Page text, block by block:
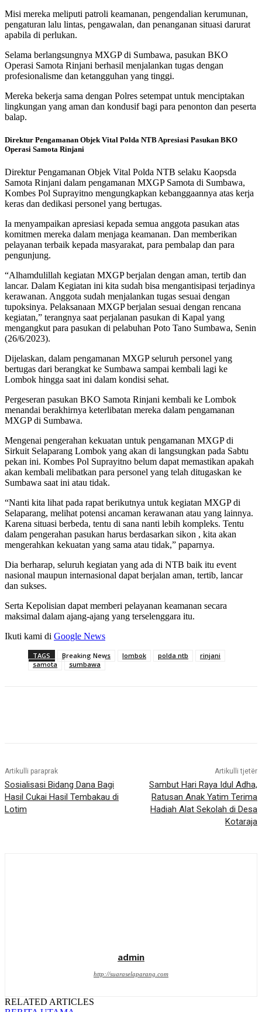
Misi mereka meliputi patroli keamanan, pengendalian kerumunan,
pengaturan lalu lintas, pengawalan, dan penanganan situasi darurat
apabila di perlukan.
Selama berlangsungnya MXGP di Sumbawa, pasukan BKO
Operasi Samota Rinjani berhasil menjalankan tugas dengan
profesionalisme dan ketangguhan yang tinggi.
Mereka bekerja sama dengan Polres setempat untuk menciptakan
lingkungan yang aman dan kondusif bagi para penonton dan peserta
balap.
Direktur Pengamanan Objek Vital Polda NTB Apresiasi Pasukan BKO
Operasi Samota Rinjani
Direktur Pengamanan Objek Vital Polda NTB selaku Kaopsda
Samota Rinjani dalam pengamanan MXGP Samota di Sumbawa,
Kombes Pol Suprayitno mengungkapkan kebanggaannya atas kerja
keras dan dedikasi personel yang bertugas.
Ia menyampaikan apresiasi kepada semua anggota pasukan atas
komitmen mereka dalam menjaga keamanan. Dan memberikan
pelayanan terbaik kepada masyarakat, para pembalap dan para
pengunjung.
“Alhamdulillah kegiatan MXGP berjalan dengan aman, tertib dan
lancar. Dalam Kegiatan ini kita sudah bisa mengantisipasi terjadinya
kerawanan. Anggota sudah menjalankan tugas sesuai dengan
tupoksinya. Pelaksanaan MXGP berjalan sesuai dengan rencana
kegiatan,” terangnya saat perjalanan pasukan di Kapal yang
mengangkut para pasukan di pelabuhan Poto Tano Sumbawa, Senin
(26/6/2023).
Dijelaskan, dalam pengamanan MXGP seluruh personel yang
bertugas dari berangkat ke Sumbawa sampai kembali lagi ke
Lombok hingga saat ini dalam kondisi sehat.
Pergeseran pasukan BKO Samota Rinjani kembali ke Lombok
menandai berakhirnya keterlibatan mereka dalam pengamanan
MXGP di Sumbawa.
Mengenai pengerahan kekuatan untuk pengamanan MXGP di
Sirkuit Selaparang Lombok yang akan di langsungkan pada Sabtu
pekan ini. Kombes Pol Suprayitno belum dapat memastikan apakah
akan kembali melibatkan para personel yang telah ditugaskan ke
Sumbawa saat ini atau tidak.
“Nanti kita lihat pada rapat berikutnya untuk kegiatan MXGP di
Selaparang, melihat potensi ancaman kerawanan atau yang lainnya.
Karena situasi berbeda, tentu di sana nanti lebih kompleks. Tentu
dalam pengerahan pasukan harus berdasarkan sikon , kita akan
mengerahkan kekuatan yang sama atau tidak,” paparnya.
Dia berharap, seluruh kegiatan yang ada di NTB baik itu event
nasional maupun internasional dapat berjalan aman, tertib, lancar
dan sukses.
Serta Kepolisian dapat memberi pelayanan keamanan secara
maksimal dalam ajang-ajang yang terselenggara itu.
Ikuti kami di Google News
TAGS Breaking News lombok polda ntb
rinjani
samota
sumbawa
Artikulli paraprak
Sosialisasi Bidang Dana Bagi
Hasil Cukai Hasil Tembakau di
Lotim
Artikulli tjetër
Sambut Hari Raya Idul Adha,
Ratusan Anak Yatim Terima
Hadiah Alat Sekolah di Desa
Kotaraja
admin
http://suaraselaparang.com
RELATED ARTICLES